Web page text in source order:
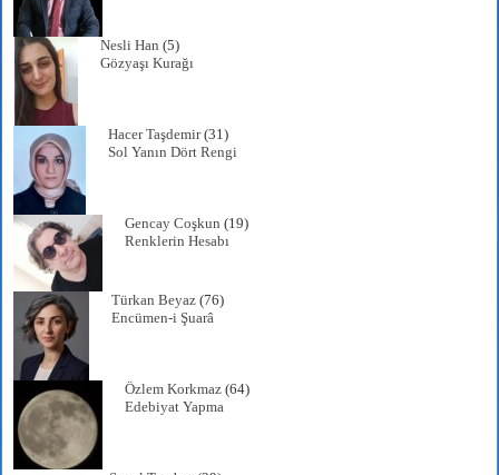
Nesli Han (5)
Gözyaşı Kurağı
Hacer Taşdemir(31)
Sol Yanın Dört Rengi
Gencay Coşkun (19)
Renklerin Hesabı
Türkan Beyaz (76)
Encümen-i Şuarâ
Özlem Korkmaz (64)
Edebiyat Yapma